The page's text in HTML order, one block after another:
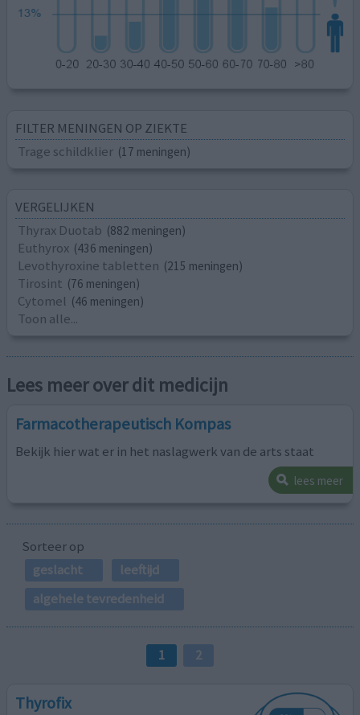
FILTER MENINGEN OP ZIEKTE
Trage schildklier (17 meningen)
VERGELIJKEN
Thyrax Duotab (882 meningen)
Euthyrox (436 meningen)
Levothyroxine tabletten (215 meningen)
Tirosint (76 meningen)
Cytomel (46 meningen)
Toon alle...
Lees meer over dit medicijn
Farmacotherapeutisch Kompas
Bekijk hier wat er in het naslagwerk van de arts staat
lees meer
Sorteer op
geslacht
leeftijd
algehele tevredenheid
1 2
Thyrofix